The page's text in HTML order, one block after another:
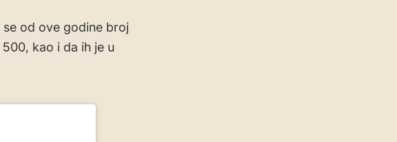
od ove godine broj
kao i da ih je u